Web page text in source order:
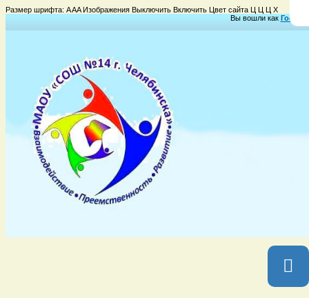
Размер шрифта: AAAИзображения Выключить Включить Цвет сайта Ц Ц Ц Х
Вы вошли как Гость